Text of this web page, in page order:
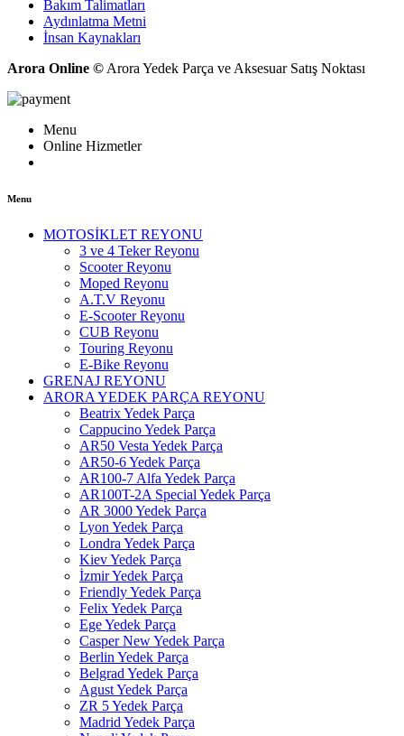
Bakım Talimatları
Aydınlatma Metni
İnsan Kaynakları
Arora Online © Arora Yedek Parça ve Aksesuar Satış Noktası
Menu
Online Hizmetler
Menu
MOTOSİKLET REYONU
3 ve 4 Teker Reyonu
Scooter Reyonu
Moped Reyonu
A.T.V Reyonu
E-Scooter Reyonu
CUB Reyonu
Touring Reyonu
E-Bike Reyonu
GRENAJ REYONU
ARORA YEDEK PARÇA REYONU
Beatrix Yedek Parça
Cappucino Yedek Parça
AR50 Vesta Yedek Parça
AR50-6 Yedek Parça
AR100-7 Alfa Yedek Parça
AR100T-2A Special Yedek Parça
AR 3000 Yedek Parça
Lyon Yedek Parça
Londra Yedek Parça
Kiev Yedek Parça
İzmir Yedek Parça
Friendly Yedek Parça
Felix Yedek Parça
Ege Yedek Parça
Casper New Yedek Parça
Berlin Yedek Parça
Belgrad Yedek Parça
Agust Yedek Parça
ZR 5 Yedek Parça
Madrid Yedek Parça